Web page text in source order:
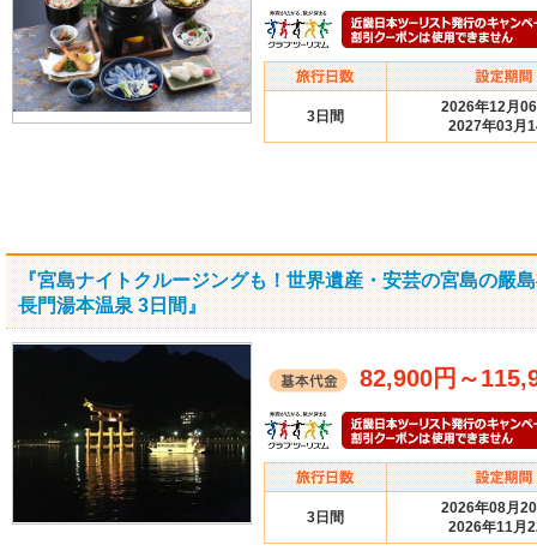
3日間
2026年12月
2027年03月
『宮島ナイトクルージングも！世界遺産・安芸の宮島の嚴
長門湯本温泉 3日間』
82,900円 ～
3日間
2026年08月
2026年11月